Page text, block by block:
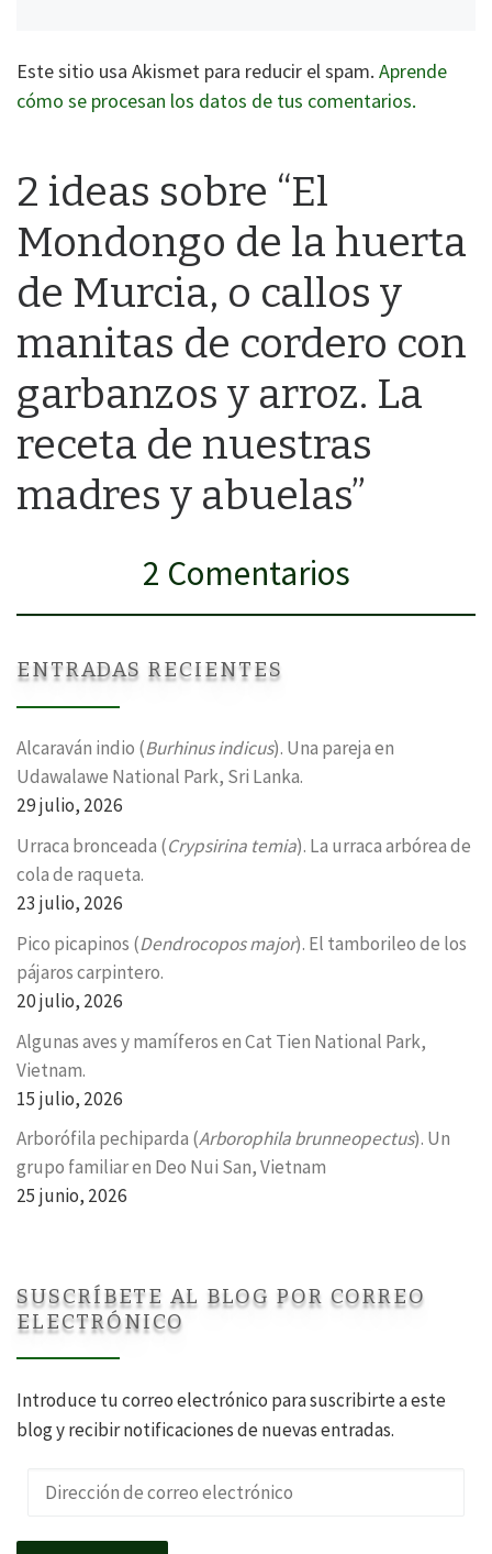
Este sitio usa Akismet para reducir el spam. Aprende
cómo se procesan los datos de tus comentarios.
2 ideas sobre “El
Mondongo de la huerta
de Murcia, o callos y
manitas de cordero con
garbanzos y arroz. La
receta de nuestras
madres y abuelas”
2 Comentarios
ENTRADAS RECIENTES
Alcaraván indio (Burhinus indicus). Una pareja en
Udawalawe National Park, Sri Lanka.
29 julio, 2026
Urraca bronceada (Crypsirina temia). La urraca arbórea de
cola de raqueta.
23 julio, 2026
Pico picapinos (Dendrocopos major). El tamborileo de los
pájaros carpintero.
20 julio, 2026
Algunas aves y mamíferos en Cat Tien National Park,
Vietnam.
15 julio, 2026
Arborófila pechiparda (Arborophila brunneopectus). Un
grupo familiar en Deo Nui San, Vietnam
25 junio, 2026
SUSCRÍBETE AL BLOG POR CORREO
ELECTRÓNICO
Introduce tu correo electrónico para suscribirte a este
blog y recibir notificaciones de nuevas entradas.
Dirección de correo electrónico